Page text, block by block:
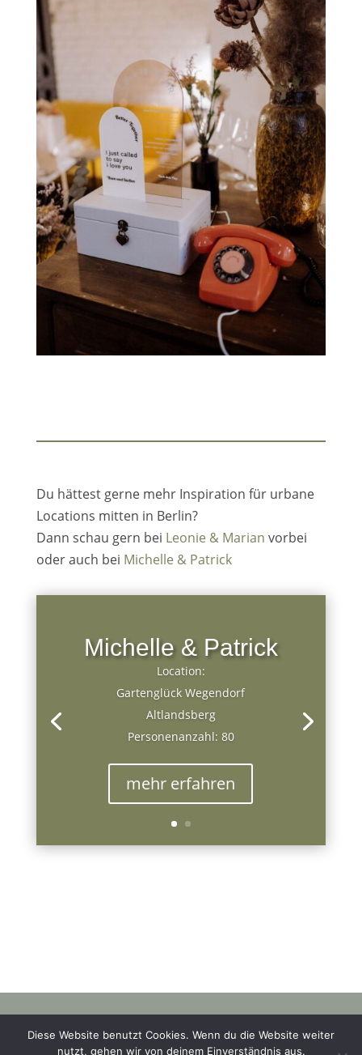
Du hättest gerne mehr Inspiration für urbane
Locations mitten in Berlin?
Dann schau gern bei Leonie & Marian vorbei
oder auch bei Michelle & Patrick
Michelle & Patrick
Location:
Gartenglück Wegendorf
Altlandsberg
Personenanzahl: 80
mehr erfahren
Datenschutz |AGB |Widerruf|Impressum
Diese Website benutzt Cookies. Wenn du die Website weiter
nutzt, gehen wir von deinem Einverständnis aus.